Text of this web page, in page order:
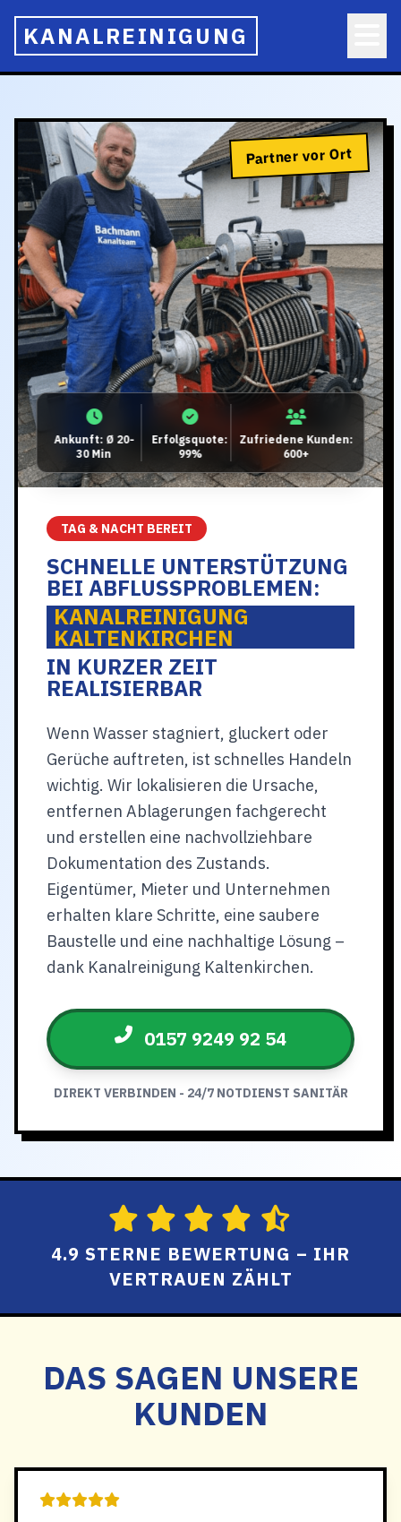
KANALREINIGUNG
Partner vor Ort
Ankunft: Ø 20-
30 Min
Erfolgsquote:
99%
Zufriedene Kunden:
600+
TAG & NACHT BEREIT
SCHNELLE UNTERSTÜTZUNG
BEI ABFLUSSPROBLEMEN:
KANALREINIGUNG
KALTENKIRCHEN
IN KURZER ZEIT
REALISIERBAR
Wenn Wasser stagniert, gluckert oder
Gerüche auftreten, ist schnelles Handeln
wichtig. Wir lokalisieren die Ursache,
entfernen Ablagerungen fachgerecht
und erstellen eine nachvollziehbare
Dokumentation des Zustands.
Eigentümer, Mieter und Unternehmen
erhalten klare Schritte, eine saubere
Baustelle und eine nachhaltige Lösung –
dank Kanalreinigung Kaltenkirchen.
0157 9249 92 54
DIREKT VERBINDEN - 24/7 NOTDIENST SANITÄR
4.9 STERNE BEWERTUNG – IHR
VERTRAUEN ZÄHLT
DAS SAGEN UNSERE
KUNDEN